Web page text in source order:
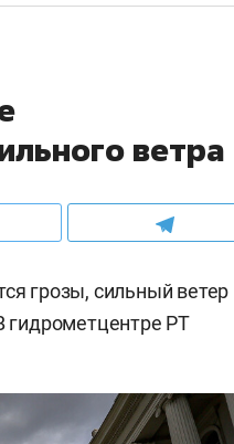
ветра
грозы, сильный ветер
гидрометцентре РТ